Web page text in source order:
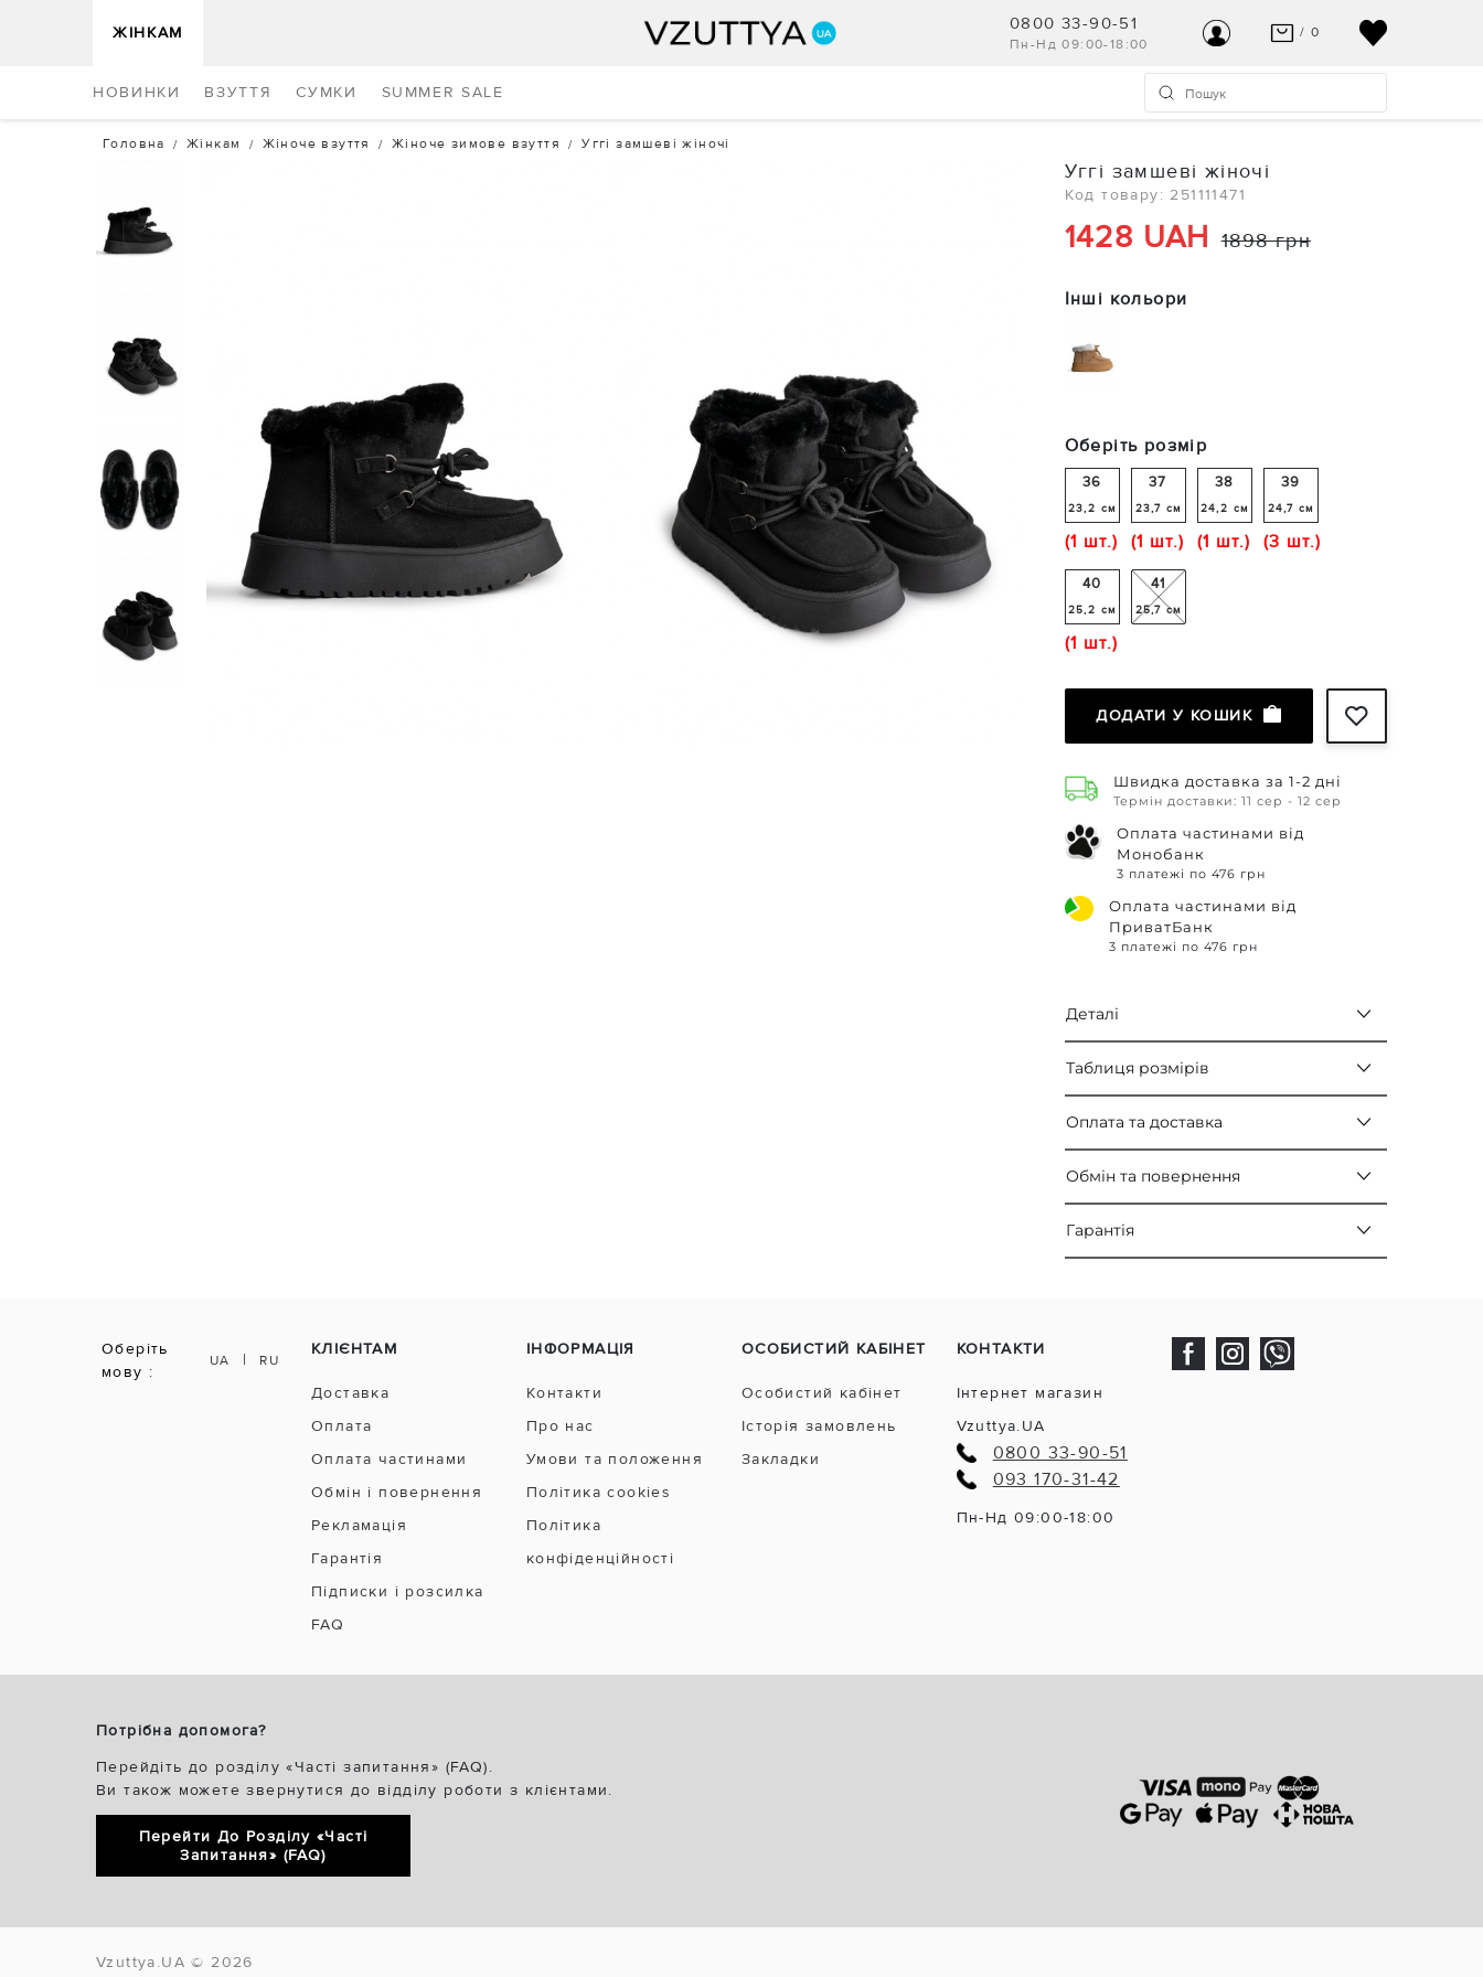
ЖІНКАМ 0800 33-90-51
Пн-Нд 09:00-18:00
/ 0
ВАШ КОШИК ПУСТИЙ
ПЕРЕГЛЯНУТИ
НОВИНКИ ВЗУТТЯ СУМКИ SUMMER SALE
Головна Жінкам Жіноче взуття Жіноче зимове взуття Уггі замшеві жіночі
Уггі замшеві жіночі
Код товару: 251111471
1428 UAH 1898 грн
Інші кольори
Оберіть розмір
36
23,2 см
(1 шт.)
37
23,7 см
(1 шт.)
38
24,2 см
(1 шт.)
39
24,7 см
(3 шт.)
40
25,2 см
(1 шт.)
41
25,7 см
ДОДАТИ У КОШИК
Швидка доставка за 1-2 дні
Термін доставки: 11 сер - 12 сер
Оплата частинами від
Монобанк
3 платежі по 476 грн
Оплата частинами від
ПриватБанк
3 платежі по 476 грн
Деталі
Таблиця розмірів
Оплата та доставка
Обмін та повернення
Гарантія
Оберіть
мову :
UA | RU
КЛІЄНТАМ
Доставка
Оплата
Оплата частинами
Обмін і повернення
Рекламація
Гарантія
Підписки і розсилка
FAQ
ІНФОРМАЦІЯ
Контакти
Про нас
Умови та положення
Політика cookies
Політика
конфіденційності
ОСОБИСТИЙ КАБІНЕТ
Особистий кабінет
Історія замовлень
Закладки
КОНТАКТИ
Інтернет магазин
Vzuttya.UA
0800 33-90-51
093 170-31-42
Пн-Нд 09:00-18:00
Потрібна допомога?
Перейдіть до розділу «Часті запитання» (FAQ).
Ви також можете звернутися до відділу роботи з клієнтами.
Перейти До Розділу «Часті
Запитання» (FAQ)
Vzuttya.UA © 2026